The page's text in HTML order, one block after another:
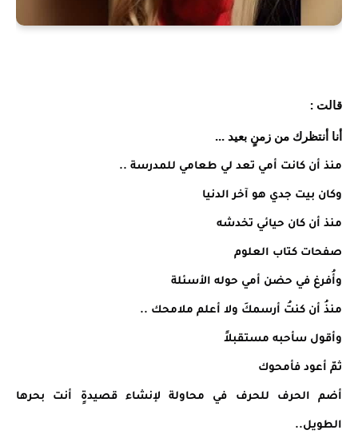
قالت :
أنا أنتظرك من زمنٍ بعيد ...
‏منذ أن كانت أمي تعد لي طعامي للمدرسة ..
‏وكان بيت جدي هو آخر الدنيا
‏منذ أن كان حيائي تخدشه
‏صفحات كتاب العلوم
‏وأُفرغ في حضن أمي حوله الأسئلة
‏منذُ أن كنتُ أرسمكَ ولا أعلم ملامحك ..
وأقول سأحبه مستقبلاً
‏ثمّ أعود فأمحوك
‏أضم الحرف للحرف في محاولة لإنشاء قصيدةٍ أنت بحرها
الطويل..